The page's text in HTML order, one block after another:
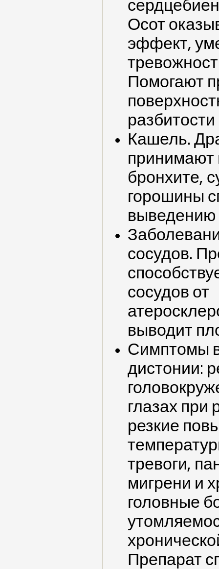
Осот
эффект,
Помогают
разбитости
Кашель.
принимают
бронхите,
горошины
выведению
сосудов.
сосудов от
выводит
Симптомы
дистонии:
глазах при
резкие
тревоги,
мигрени и
головные
Препарат